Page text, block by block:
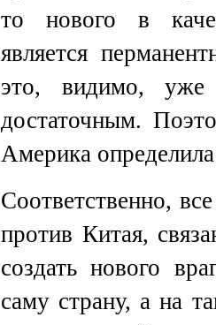
то нового в
является
это, видимо, уже
достаточным.
Америка
Соответственно,
против Китая,
создать нового
саму страну, а на